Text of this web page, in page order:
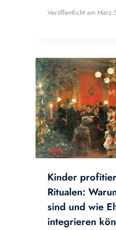
Veröffentlicht am März
Kinder
Ritualen:
sind und wie
integrieren